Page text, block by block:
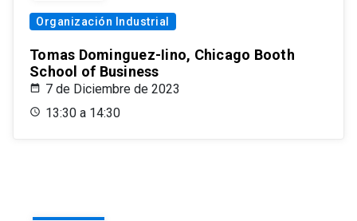
Organización Industrial
Tomas Dominguez-Iino, Chicago Booth
School of Business
7 de Diciembre de 2023
13:30 a 14:30